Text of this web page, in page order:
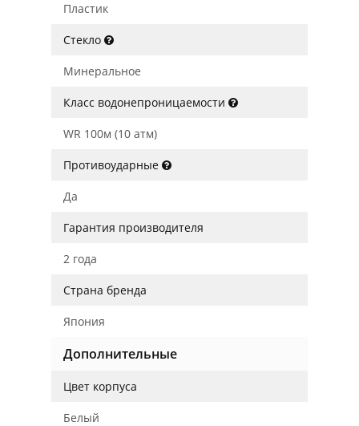
Пластик
Стекло
Минеральное
Класс водонепроницаемости
WR 100м (10 атм)
Противоударные
Да
Гарантия производителя
2 года
Страна бренда
Япония
Дополнительные
Цвет корпуса
Белый